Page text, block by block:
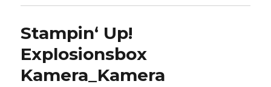
Stampin‘ Up!
Explosionsbox
Kamera_Kamera